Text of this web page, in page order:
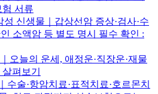
서류
신생물｜갑상선암 증상·검사·수
소액암 등 별도 명시 필수 확인 :
오늘의 운세, 애정운·직장운·재물
펴보기
술·항암치료·표적치료·호르몬치